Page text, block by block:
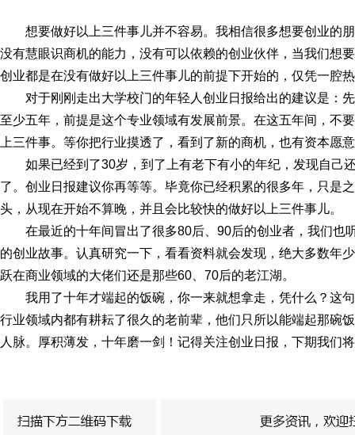
想要做好以上三件事儿并不容易。我相信很多想要创业的
没有慧眼识商机的能力，没有可以依赖的创业伙伴，当我们想
创业都是在没有做好以上三件事儿的前提下开始的，仅凭一腔
对于刚刚走出大学校门的年轻人创业日报给出的建议是：
至少五年，前提是这个专业领域有发展前景。在这五年间，不
上三件事。等你把行业摸透了，看到了新的商机，也有资本愿
如果已经到了30岁，到了上有老下有小的年纪，发现自己
了。创业日报建议你再等等。毕竟你已经积累的很多年，只是
头，从现在开始不算晚，并且会比较快的做好以上三件事儿。
在最近的十年间冒出了很多80后、90后的创业者，我们也
的创业故事。认真研究一下，看看资料就会发现，绝大多数年
跃在商业领域的大佬们还是那些60、70后的老江湖。
我用了十年才端起的饭碗，你一来就想拿走，凭什么？这
行业领域内都有耕耘了很久的老前辈，他们只所以能端起那碗
人脉。厚积薄发，十年磨一剑！记得关注创业日报，下期我们